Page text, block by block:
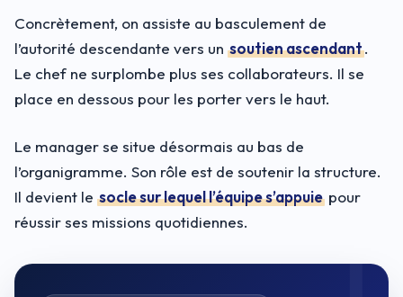
Concrètement, on assiste au basculement de
l’autorité descendante vers un soutien ascendant.
Le chef ne surplombe plus ses collaborateurs. Il se
place en dessous pour les porter vers le haut.
Le manager se situe désormais au bas de
l’organigramme. Son rôle est de soutenir la structure.
Il devient le socle sur lequel l’équipe s’appuie pour
réussir ses missions quotidiennes.